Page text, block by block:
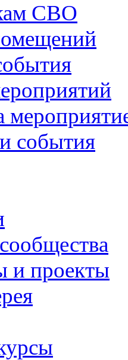
СВО
события
и проекты